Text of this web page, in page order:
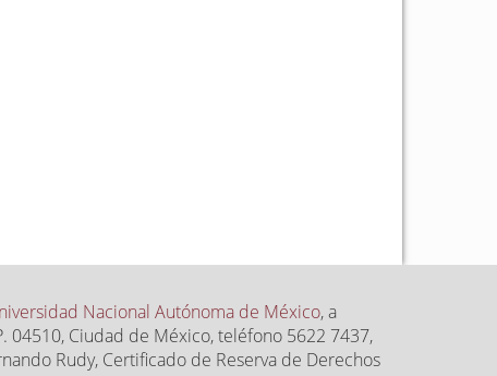
Nacional Autónoma de México, a
04510, Ciudad de México, teléfono 5622 7437,
Rudy, Certificado de Reserva de Derechos